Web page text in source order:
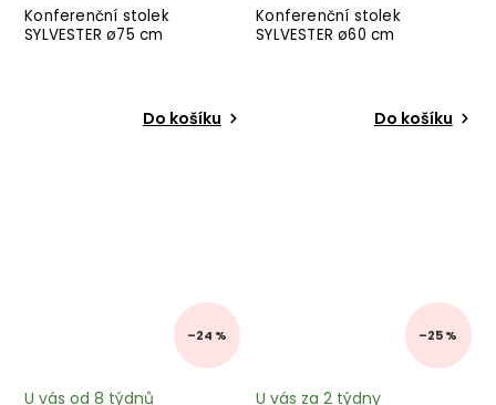
Konferenční stolek
SYLVESTER ø75 cm
Do košíku
Konferenční stolek
SYLVESTER ø60 cm
Do košíku
–24 %
U vás od 8 týdnů
–25 %
U vás za 2 týdny